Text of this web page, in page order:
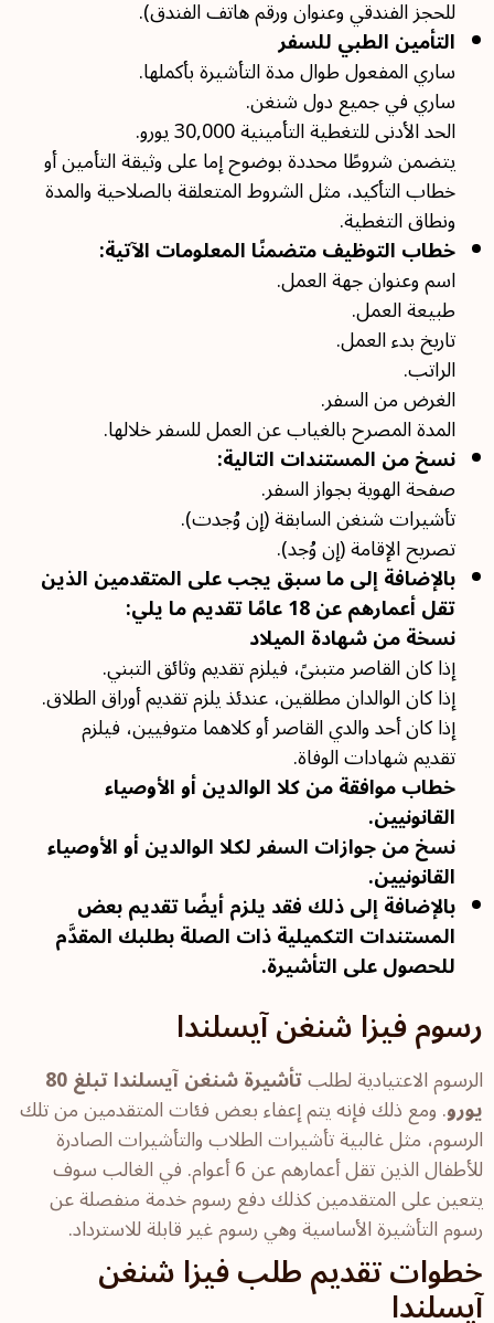
للحجز الفندقي وعنوان ورقم هاتف الفندق).
التأمين الطبي للسفر
ساري المفعول طوال مدة التأشيرة بأكملها.
ساري في جميع دول شنغن.
الحد الأدنى للتغطية التأمينية 30,000 يورو.
يتضمن شروطًا محددة بوضوح إما على وثيقة التأمين أو
خطاب التأكيد، مثل الشروط المتعلقة بالصلاحية والمدة
ونطاق التغطية.
خطاب التوظيف متضمنًا المعلومات الآتية:
اسم وعنوان جهة العمل.
طبيعة العمل.
تاريخ بدء العمل.
الراتب.
الغرض من السفر.
المدة المصرح بالغياب عن العمل للسفر خلالها.
نسخ من المستندات التالية:
صفحة الهوية بجواز السفر.
تأشيرات شنغن السابقة (إن وُجدت).
تصريح الإقامة (إن وُجد).
بالإضافة إلى ما سبق يجب على المتقدمين الذين
تقل أعمارهم عن 18 عامًا تقديم ما يلي:
نسخة من شهادة الميلاد
إذا كان القاصر متبنىً، فيلزم تقديم وثائق التبني.
إذا كان الوالدان مطلقين، عندئذ يلزم تقديم أوراق الطلاق.
إذا كان أحد والدي القاصر أو كلاهما متوفيين، فيلزم
تقديم شهادات الوفاة.
خطاب موافقة من كلا الوالدين أو الأوصياء
القانونيين.
نسخ من جوازات السفر لكلا الوالدين أو الأوصياء
القانونيين.
بالإضافة إلى ذلك فقد يلزم أيضًا تقديم بعض
المستندات التكميلية ذات الصلة بطلبك المقدَّم
للحصول على التأشيرة.
رسوم فيزا شنغن آيسلندا
الرسوم الاعتيادية لطلب تأشيرة شنغن آيسلندا تبلغ 80
يورو. ومع ذلك فإنه يتم إعفاء بعض فئات المتقدمين من تلك
الرسوم، مثل غالبية تأشيرات الطلاب والتأشيرات الصادرة
للأطفال الذين تقل أعمارهم عن 6 أعوام. في الغالب سوف
يتعين على المتقدمين كذلك دفع رسوم خدمة منفصلة عن
رسوم التأشيرة الأساسية وهي رسوم غير قابلة للاسترداد.
خطوات تقديم طلب فيزا شنغن
آيسلندا